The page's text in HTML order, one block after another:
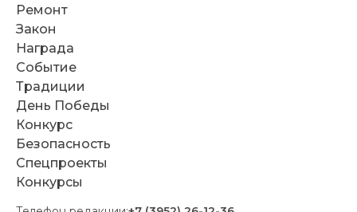
Ремонт
Закон
Награда
Событие
Традиции
День Победы
Конкурс
Безопасность
Спецпроекты
Конкурсы